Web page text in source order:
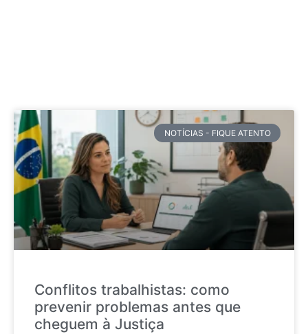
NOTÍCIAS - FIQUE ATENTO
Conflitos trabalhistas: como
prevenir problemas antes que
cheguem à Justiça